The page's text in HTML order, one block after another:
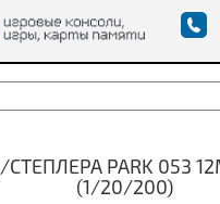
PARK 053
(1/20/200)